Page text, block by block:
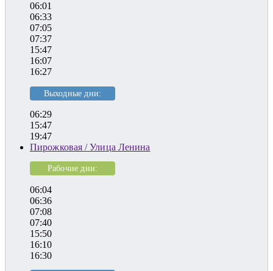
06:01
06:33
07:05
07:37
15:47
16:07
16:27
Выходные дни:
06:29
15:47
19:47
Пирожковая / Улица Ленина
Рабочие дни:
06:04
06:36
07:08
07:40
15:50
16:10
16:30